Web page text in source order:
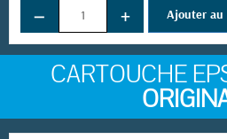
− + Ajouter au
CARTOUCHE